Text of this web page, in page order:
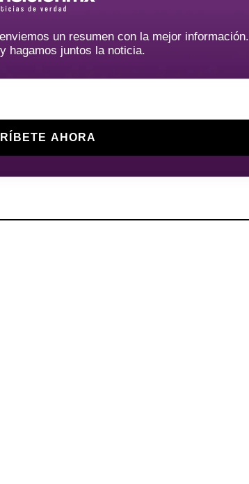
un resumen con la mejor información.
hagamos juntos la noticia.
AHORA